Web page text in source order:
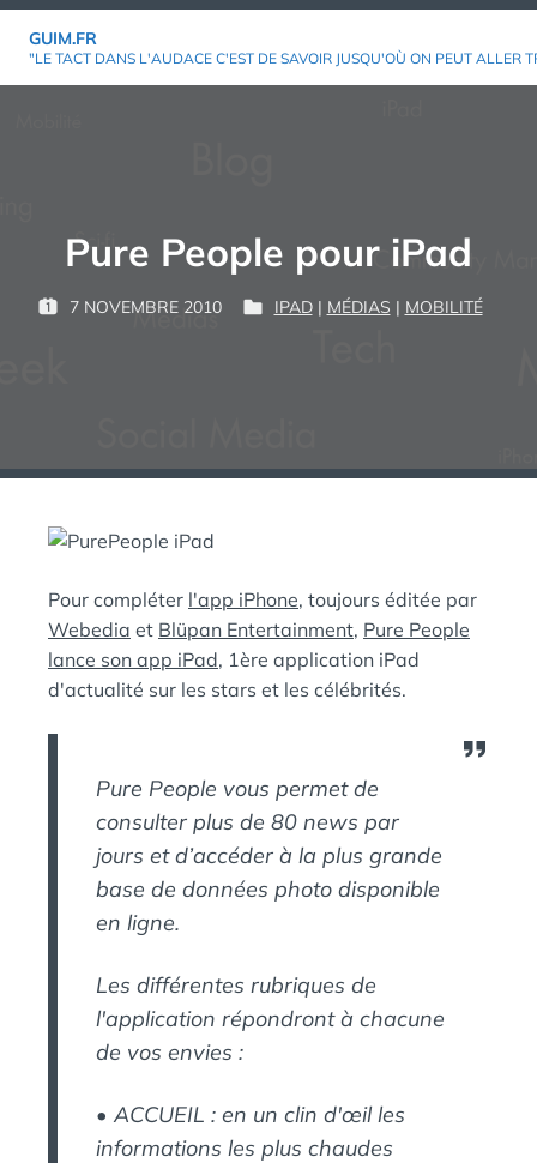
Aller
GUIM.FR
"LE TACT DANS L'AUDACE C'EST DE SAVOIR JUSQU'OÙ ON PEUT ALLER
Pure People pour iPad
P
L
7 NOVEMBRE 2010
P
P
D
IPAD | MÉDIAS | MOBILITÉ
Pour compléter l'app iPhone, toujours éditée par
Webedia et Blüpan Entertainment, Pure People
lance son app iPad, 1ère application iPad
d'actualité sur les stars et les célébrités.
Pure People vous permet de
consulter plus de 80 news par
jours et d’accéder à la plus grande
base de données photo disponible
en ligne.
Les différentes rubriques de
l'application répondront à chacune
de vos envies :
• ACCUEIL : en un clin d'œil les
informations les plus chaudes